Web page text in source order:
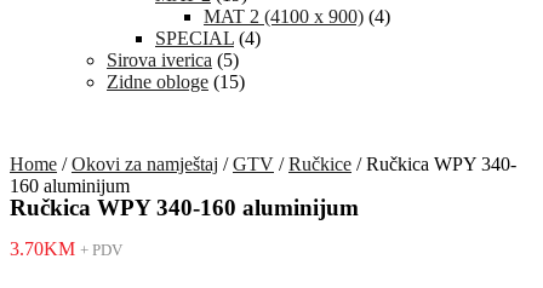
MAT 2 (4100 x 900) (4)
SPECIAL (4)
Sirova iverica (5)
Zidne obloge (15)
Home /Okovi za namještaj /GTV /Ručkice / Ručkica WPY 340-
160 aluminijum
Ručkica WPY 340-160 aluminijum
3.70KM + PDV